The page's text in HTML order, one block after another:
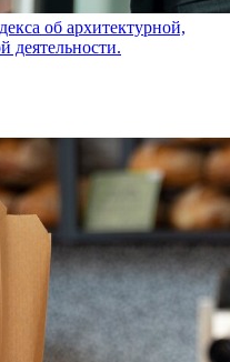
об архитектурной,
деятельности.